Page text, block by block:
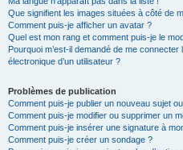
Que signifient les images situées à côté de
Comment puis-je afficher un avatar ?
Quel est mon rang et comment puis-je le
Pourquoi m’est-il demandé de me
électronique d’un utilisateur ?
Problèmes de publication
Comment puis-je publier un nouveau sujet
Comment puis-je modifier ou supprimer un
Comment puis-je insérer une signature à
Comment puis-je créer un sondage ?